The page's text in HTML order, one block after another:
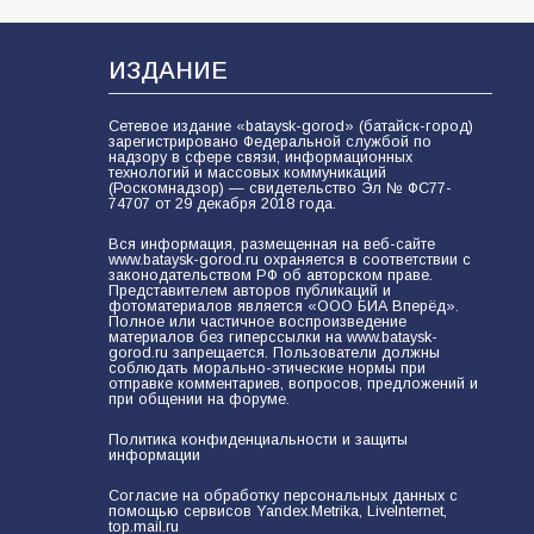
«Мобилизация или набор?» Что на
самом деле происходит в армии
России в августе 2026 года
101 03.08.2026
В Батайске продолжаются
дорожные работы
98 04.08.2026
«Пургу нести — не поля
мобилизации — это
пропагандистский вброс
ИЗДАНИЕ
Сетевое издание «bataysk-gorod» (батайск-город)
зарегистрировано Федеральной службой по
надзору в сфере связи, информационных
технологий и массовых коммуникаций
(Роскомнадзор) — свидетельство Эл № ФС77-
74707 от 29 декабря 2018 года.
Вся информация, размещенная на веб-сайте
www.bataysk-gorod.ru охраняется в соответствии с
законодательством РФ об авторском праве.
Представителем авторов публикаций и
фотоматериалов является «ООО БИА Вперёд».
Полное или частичное воспроизведение
материалов без гиперссылки на www.bataysk-
gorod.ru запрещается. Пользователи должны
соблюдать морально-этические нормы при
отправке комментариев, вопросов, предложений и
при общении на форуме.
Политика конфиденциальности и защиты
информации
Согласие на обработку персональных данных с
помощью сервисов Yandex.Metrika, LiveInternet,
top.mail.ru